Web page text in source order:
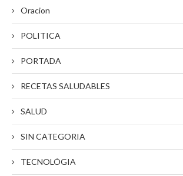
Oracion
POLITICA
PORTADA
RECETAS SALUDABLES
SALUD
SIN CATEGORIA
TECNOLÓGIA